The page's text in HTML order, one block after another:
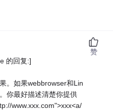
的回复:]
。如果webbrowser和Lin
你最好描述清楚你提供
www.xxx.com">xxx<a/
赞